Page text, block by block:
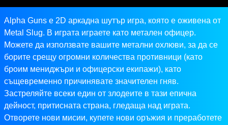
Alpha Guns е 2D аркадна шутър игра, която е оживена от
Metal Slug. В играта играете като метален офицер.
Можете да използвате вашите метални охлюви, за да се
борите срещу огромни количества противници (като
броим мениджъри и офицерски екипажи), като
същевременно причинявате значителен гняв.
Застреляйте всеки един от злодеите в тази епична
дейност, притисната страна, гледаща над играта.
Отворете нови мисии, купете нови оръжия и преработете